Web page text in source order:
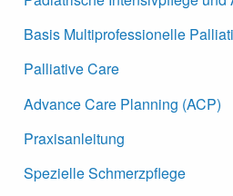
Basis Multiprofessionelle
Palliative Care
Advance Care Planning (ACP)
Praxisanleitung
Spezielle Schmerzpflege